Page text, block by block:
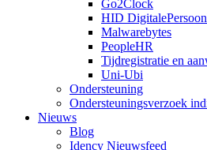
Go2Clock
HID
Malwarebytes
PeopleHR
Tijdregistratie en
Uni-Ubi
Ondersteuning
Ondersteuningsverzoek
Nieuws
Blog
Idency Nieuwsfeed